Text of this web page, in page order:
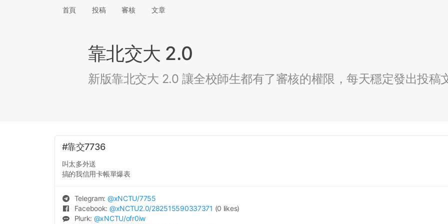
首頁 投稿 審核 文章
靠北交大 2.0
新版靠北交大 2.0 讓全校師生都有了審核的權限，每天穩定發出投稿
#靠交7736
叫太多外送
搞的我信用卡帳單爆表
Telegram: @xNCTU/7755
Facebook: @xNCTU2.0/282515590337371 (0 likes)
Plurk: @xNCTU/ofr0iw